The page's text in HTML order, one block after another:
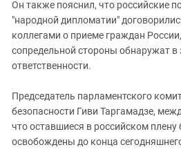
Он также пояснил, что российские
"народной дипломатии"
коллегами о приеме граждан
сопредельной стороны обнаружат в
ответственности.
Председатель парламентского
безопасности Гиви Таргамадзе,
что оставшиеся в российском плену
освобождены до конца